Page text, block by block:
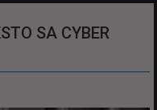
SA CYBER